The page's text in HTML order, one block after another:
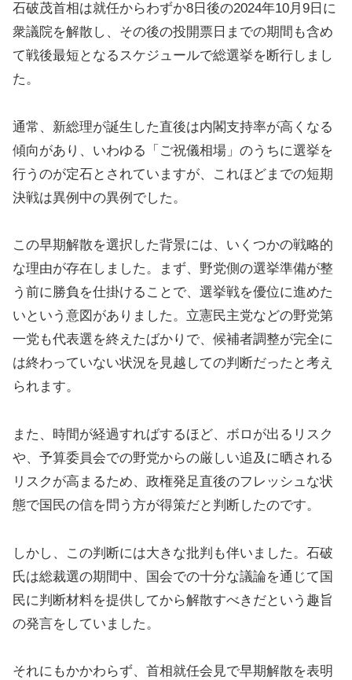
石破茂首相は就任からわずか8日後の2024年10月9日に
衆議院を解散し、その後の投開票日までの期間も含め
て戦後最短となるスケジュールで総選挙を断行しまし
た。
通常、新総理が誕生した直後は内閣支持率が高くなる
傾向があり、いわゆる「ご祝儀相場」のうちに選挙を
行うのが定石とされていますが、これほどまでの短期
決戦は異例中の異例でした。
この早期解散を選択した背景には、いくつかの戦略的
な理由が存在しました。まず、野党側の選挙準備が整
う前に勝負を仕掛けることで、選挙戦を優位に進めた
いという意図がありました。立憲民主党などの野党第
一党も代表選を終えたばかりで、候補者調整が完全に
は終わっていない状況を見越しての判断だったと考え
られます。
また、時間が経過すればするほど、ボロが出るリスク
や、予算委員会での野党からの厳しい追及に晒される
リスクが高まるため、政権発足直後のフレッシュな状
態で国民の信を問う方が得策だと判断したのです。
しかし、この判断には大きな批判も伴いました。石破
氏は総裁選の期間中、国会での十分な議論を通じて国
民に判断材料を提供してから解散すべきだという趣旨
の発言をしていました。
それにもかかわらず、首相就任会見で早期解散を表明